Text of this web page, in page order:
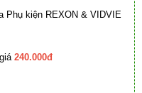
Phụ kiện REXON & VIDVIE
240.000đ